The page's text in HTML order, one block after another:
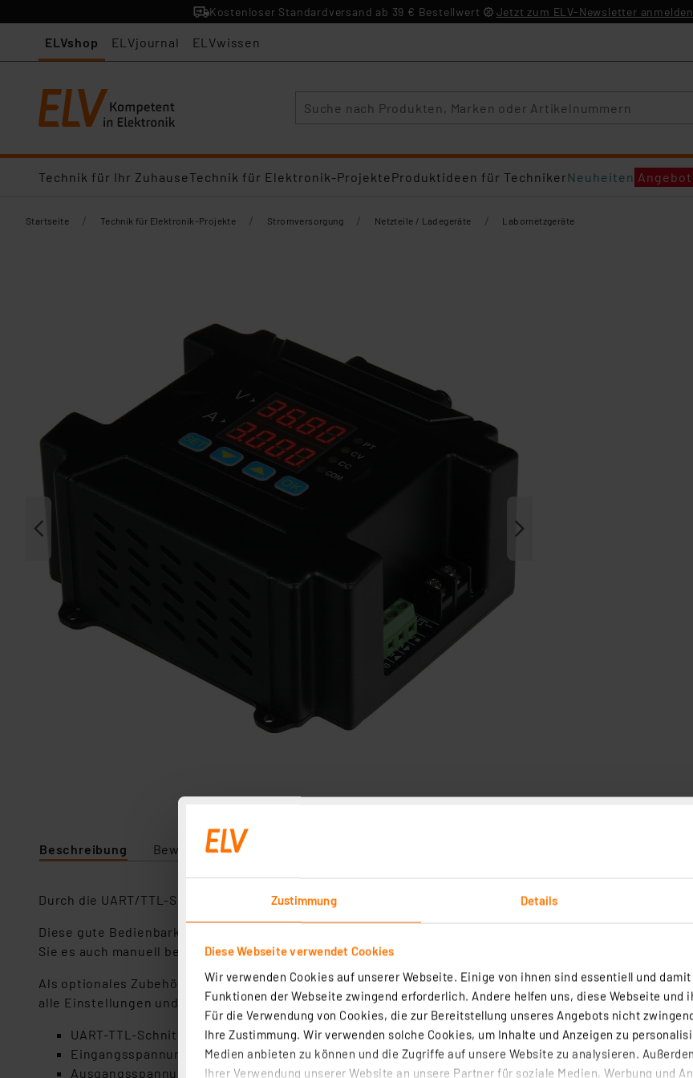
Zustimmung Details
Diese Webseite verwendet Cookies
Wir verwenden Cookies auf unserer Webseite. Einige von ihnen sind essentiell und
Funktionen der Webseite zwingend erforderlich. Andere helfen uns, diese Webseite und
Für die Verwendung von Cookies, die zur Bereitstellung unseres Angebots nicht
Ihre Zustimmung. Wir verwenden solche Cookies, um Inhalte und Anzeigen zu
Medien anbieten zu können und die Zugriffe auf unsere Website zu analysieren.
Ihrer Verwendung unserer Website an unsere Partner für soziale Medien, Werbung und
Kostenloser Standardversand ab 39 € Bestellwert Jetzt zum ELV-Newsletter
ELVshop ELVjournal ELVwissen
Technik für Ihr ZuhauseTechnik für Elektronik-ProjekteProduktideen für TechnikerNeuheiten
Startseite / Technik für Elektronik-Projekte / Stromversorgung / Netzteile / Ladegeräte / Labornetzgeräte
Beschreibung Bewertung
Durch die UART/TTL-Schnittstelle ist es auch möglich, alle Einstellungen mit einer kostenlosen Software
Diese gute Bedienbarkeit und die hohe Genauigkeit der Strom- und Spannungsanzeige zeichnen dieses
Sie es auch manuell bedienen können. Das Display misst eine Diagonale von 1,7" (4,3 cm).
Als optionales Zubehör ist eine kabellose Funkfernbedienung für dieses Netzteil erhältlich. Diese
alle Einstellungen und Daten.
UART-TTL-Schnittstelle, mit mitgeliefertem USB-Kabel als serielle Schnittstelle, ModBus- oder
Eingangsspannung: 10-75 V
Ausgangsspannung: 0-60 V